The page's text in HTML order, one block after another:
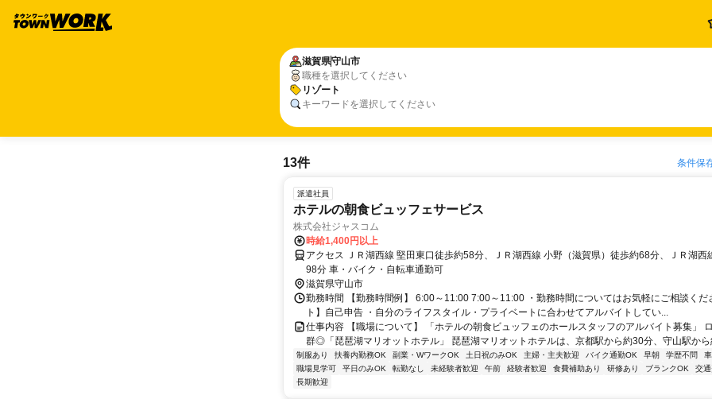
滋賀県守山市
職種を選択してください
リゾート
キーワードを選択してください
13件 条件保
派遣社員
ホテルの朝食ビュッフェサービス
株式会社ジャスコム
時給1,400円以上
アクセス ＪＲ湖西線 堅田東口徒歩約58分、ＪＲ湖西線 小野（滋賀県）徒歩約68分、ＪＲ湖西
98分 車・バイク・自転車通勤可
滋賀県守山市
勤務時間 【勤務時間例】 6:00～11:00 7:00～11:00 ・勤務時間についてはお気軽にご相談くだ
ト】自己申告 ・自分のライフスタイル・プライベートに合わせてアルバイトしてい...
仕事内容 【職場について】 「ホテルの朝食ビュッフェのホールスタッフのアルバイト募集」
群◎「琵琶湖マリオットホテル」 琵琶湖マリオットホテルは、京都駅から約30分、守山駅か
制服あり 扶養内勤務OK 副業・WワークOK 土日祝のみOK 主婦・主夫歓迎 バイク通勤OK 早朝 学歴不問
職場見学可
平日のみOK 転勤なし 未経験者歓迎 午前 経験者歓迎 食費補助あり 研修あり ブランクOK
交
長期歓迎